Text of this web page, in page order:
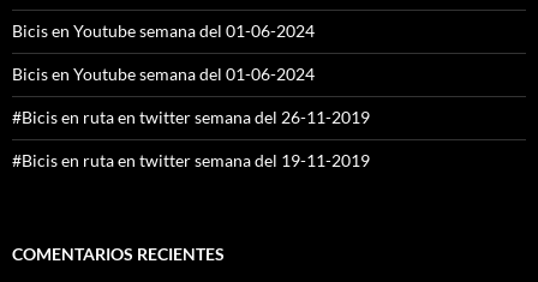
Bicis en Youtube semana del 01-06-2024
Bicis en Youtube semana del 01-06-2024
#Bicis en ruta en twitter semana del 26-11-2019
#Bicis en ruta en twitter semana del 19-11-2019
COMENTARIOS RECIENTES